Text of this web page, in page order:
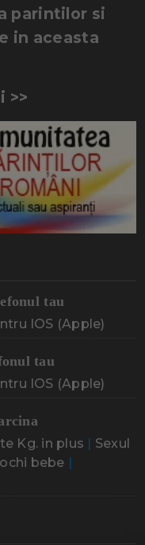
parintilor si
in aceasta
>>
tau
IOS (Apple)
tau
IOS (Apple)
Kg. in plus | Sexul
bebe |